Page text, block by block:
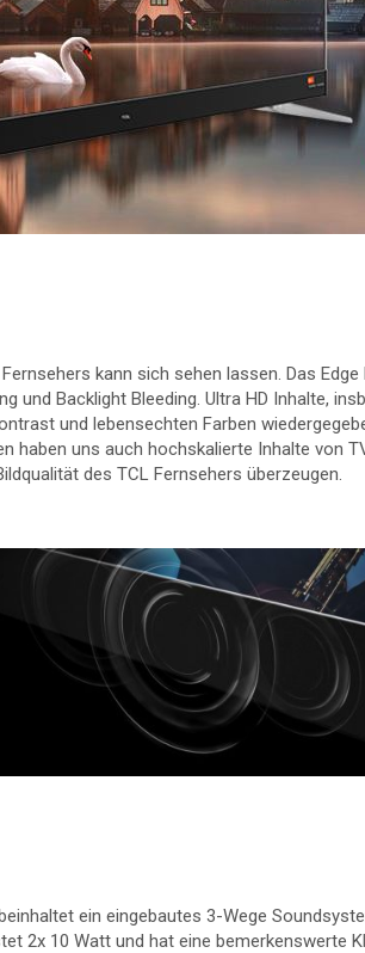
kann sich sehen lassen. Das
und Backlight Bleeding. Ultra HD Inhalte,
und lebensechten Farben
haben uns auch hochskalierte Inhalte von
des TCL Fernsehers überzeugen.
ein eingebautes 3-Wege
2x 10 Watt und hat eine bemerkenswerte